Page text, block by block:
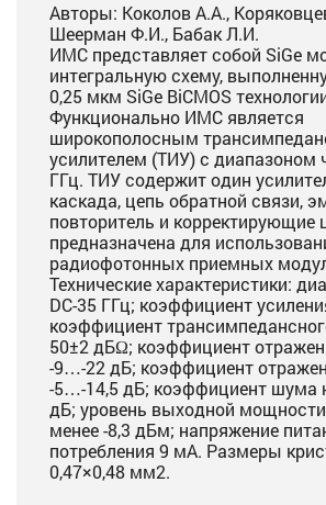
Авторы: Коколов А.А.,
Шеерман Ф.И., Бабак Л.И.
ИМС представляет собой SiGe
интегральную схему,
0,25 мкм SiGe BiCMOS
Функционально ИМС является
широкополосным
усилителем (ТИУ) с диапазоном
ГГц. ТИУ содержит один
каскада, цепь обратной связи,
повторитель и
предназначена для
радиофотонных приемных
Технические характеристики:
DC-35 ГГц; коэффициент
коэффициент
50±2 дБΩ; коэффициент
-9…-22 дБ; коэффициент
-5…-14,5 дБ; коэффициент шума
дБ; уровень выходной
менее -8,3 дБм; напряжение
потребления 9 мА. Размеры
0,47×0,48 мм2.